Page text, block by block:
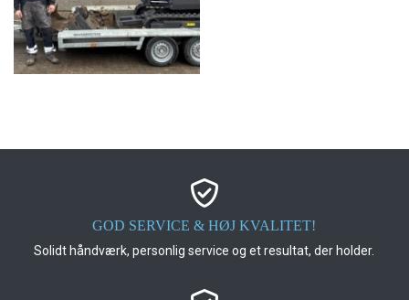
GOD SERVICE & HØJ KVALITET!
Solidt håndværk, personlig service og et resultat, der holder.